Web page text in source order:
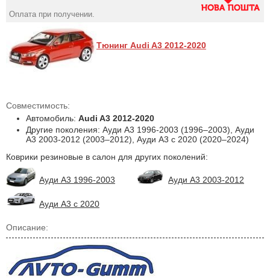
Оплата при получении.
Тюнинг Audi A3 2012-2020
Совместимость:
Автомобиль: Audi A3 2012-2020
Другие поколения: Ауди А3 1996-2003 (1996–2003), Ауди
А3 2003-2012 (2003–2012), Ауди А3 с 2020 (2020–2024)
Коврики резиновые в салон для других поколений:
Ауди А3 1996-2003 Ауди А3 2003-2012
Ауди А3 с 2020
Описание: